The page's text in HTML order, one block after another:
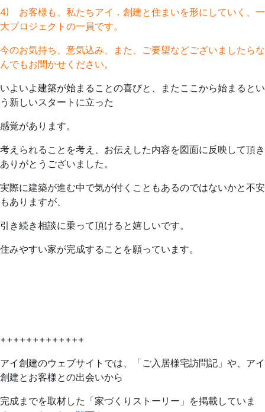
4) お客様も、私たちアイ．創建と住まいを形にしていく、一
大プロジェクトの一員です。
今のお気持ち、意気込み、また、ご要望などございましたらな
んでもお聞かせください。
いよいよ建築が始まることの喜びと、またここから始まるとい
う新しいスタートに立った
感覚があります。
考えられることを考え、お伝えした内容を図面に反映して頂き
ありがとうございました。
実際に建築が進む中で気が付くこともあるのではないかと不安
もありますが、
引き続き相談に乗って頂けると嬉しいです。
住みやすい家が完成することを願っています。
+++++++++++++
アイ創建のウェブサイトでは、「ご入居様宅訪問記」や、アイ
創建とお客様との出会いから
完成までを取材した「家づくりストーリー」を掲載していま